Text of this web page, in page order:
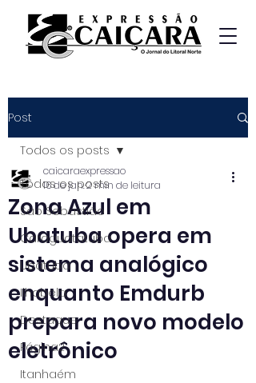
Post
Todos os posts
São Sebastião
Caraguatatuba
Ubatuba
Ilhabela
Destaque
Página2
Itanhaém
Todos os posts
Zona Azul em
Ubatuba opera em
sistema analógico
enquanto Emdurb
prepara novo modelo
eletrônico
caicaraexpressao
16 de jan.2 min de leitura